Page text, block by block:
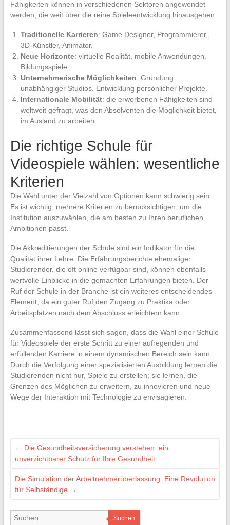
Fähigkeiten können in verschiedenen Sektoren angewendet
werden, die weit über die reine Spieleentwicklung hinausgehen.
Traditionelle Karrieren: Game Designer, Programmierer,
3D-Künstler, Animator.
Neue Horizonte: virtuelle Realität, mobile Anwendungen,
Bildungsspiele.
Unternehmerische Möglichkeiten: Gründung
unabhängiger Studios, Entwicklung persönlicher Projekte.
Internationale Mobilität: die erworbenen Fähigkeiten sind
weltweit gefragt, was den Absolventen die Möglichkeit bietet,
im Ausland zu arbeiten.
Die richtige Schule für
Videospiele wählen: wesentliche
Kriterien
Die Wahl unter der Vielzahl von Optionen kann schwierig sein.
Es ist wichtig, mehrere Kriterien zu berücksichtigen, um die
Institution auszuwählen, die am besten zu Ihren beruflichen
Ambitionen passt.
Die Akkreditierungen der Schule sind ein Indikator für die
Qualität ihrer Lehre. Die Erfahrungsberichte ehemaliger
Studierender, die oft online verfügbar sind, können ebenfalls
wertvolle Einblicke in die gemachten Erfahrungen bieten. Der
Ruf der Schule in der Branche ist ein weiteres entscheidendes
Element, da ein guter Ruf den Zugang zu Praktika oder
Arbeitsplätzen nach dem Abschluss erleichtern kann.
Zusammenfassend lässt sich sagen, dass die Wahl einer Schule
für Videospiele der erste Schritt zu einer aufregenden und
erfüllenden Karriere in einem dynamischen Bereich sein kann.
Durch die Verfolgung einer spezialisierten Ausbildung lernen die
Studierenden nicht nur, Spiele zu erstellen; sie lernen, die
Grenzen des Möglichen zu erweitern, zu innovieren und neue
Wege der Interaktion mit Technologie zu envisagieren.
← Die Gesundheitsversicherung verstehen: ein
unverzichtbarer Schutz für Ihre Gesundheit
Die Simulation der Arbeitnehmerüberlassung: Eine Revolution
für Selbständige →
Suchen